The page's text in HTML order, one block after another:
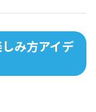
み方アイデ